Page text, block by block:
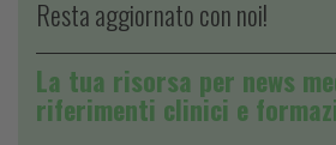
Resta aggiornato con noi!
La tua risorsa per news
riferimenti clinici e